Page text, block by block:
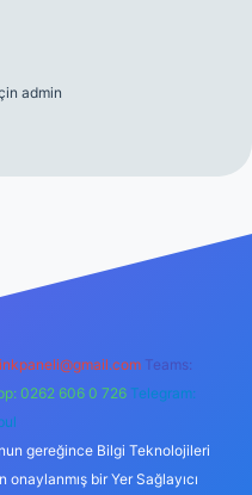
admin
Teams:
0262 606 0 726 Telegram:
gereğince Bilgi Teknolojileri
bir Yer Sağlayıcı